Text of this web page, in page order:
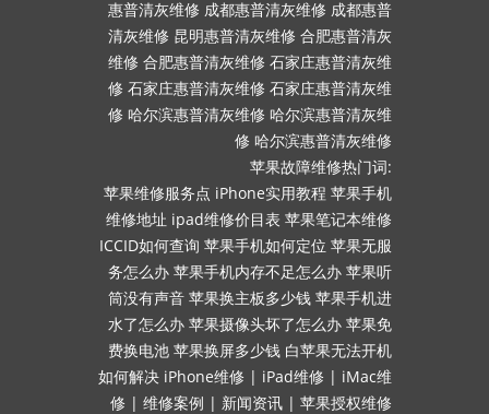
惠普清灰维修 成都惠普清灰维修 成都惠普
清灰维修 昆明惠普清灰维修 合肥惠普清灰
维修 合肥惠普清灰维修 石家庄惠普清灰维
修 石家庄惠普清灰维修 石家庄惠普清灰维
修 哈尔滨惠普清灰维修 哈尔滨惠普清灰维
修 哈尔滨惠普清灰维修
苹果故障维修热门词:
苹果维修服务点 iPhone实用教程 苹果手机
维修地址 ipad维修价目表 苹果笔记本维修
ICCID如何查询 苹果手机如何定位 苹果无服
务怎么办 苹果手机内存不足怎么办 苹果听
筒没有声音 苹果换主板多少钱 苹果手机进
水了怎么办 苹果摄像头坏了怎么办 苹果免
费换电池 苹果换屏多少钱 白苹果无法开机
如何解决 iPhone维修 | iPad维修 | iMac维
修 | 维修案例 | 新闻资讯 | 苹果授权维修